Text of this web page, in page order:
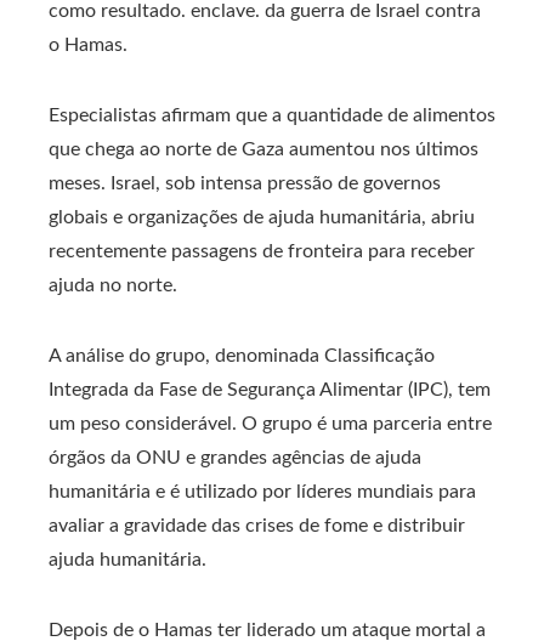
como resultado. enclave. da guerra de Israel contra
o Hamas.
Especialistas afirmam que a quantidade de alimentos
que chega ao norte de Gaza aumentou nos últimos
meses. Israel, sob intensa pressão de governos
globais e organizações de ajuda humanitária, abriu
recentemente passagens de fronteira para receber
ajuda no norte.
A análise do grupo, denominada Classificação
Integrada da Fase de Segurança Alimentar (IPC), tem
um peso considerável. O grupo é uma parceria entre
órgãos da ONU e grandes agências de ajuda
humanitária e é utilizado por líderes mundiais para
avaliar a gravidade das crises de fome e distribuir
ajuda humanitária.
Depois de o Hamas ter liderado um ataque mortal a